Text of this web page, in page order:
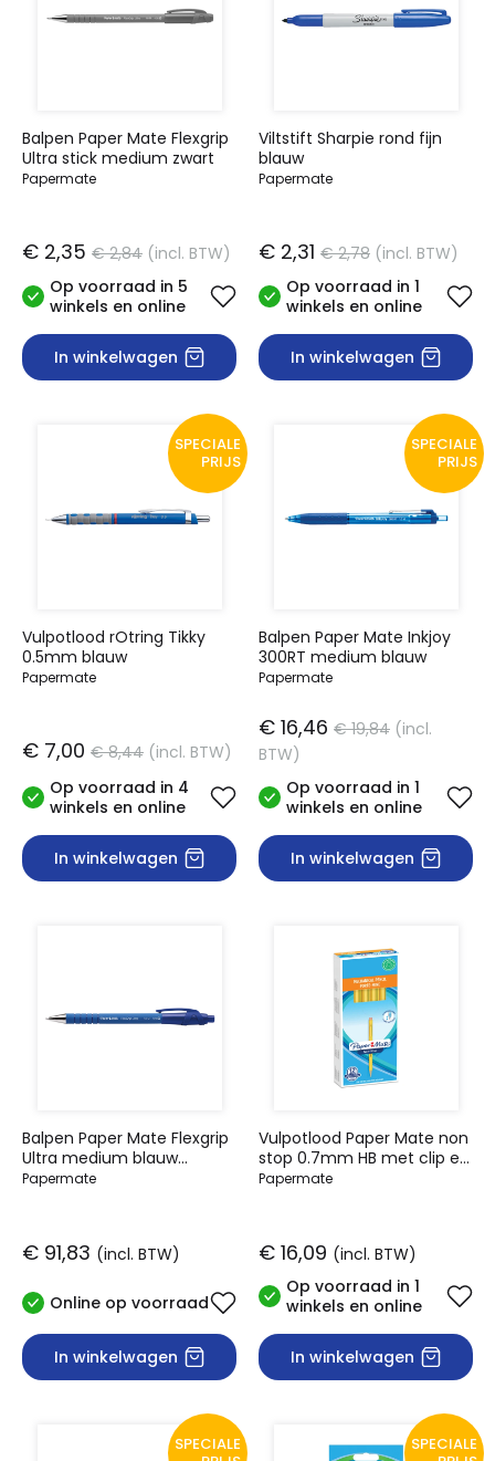
Balpen Paper Mate Flexgrip
Ultra stick medium zwart
Papermate
€ 2,35 € 2,84 (incl. BTW)
Op voorraad in 5
winkels en online
In winkelwagen
Viltstift Sharpie rond fijn
blauw
Papermate
€ 2,31 € 2,78 (incl. BTW)
Op voorraad in 1
winkels en online
In winkelwagen
SPECIALE
PRIJS
Vulpotlood rOtring Tikky
0.5mm blauw
Papermate
€ 7,00 € 8,44 (incl. BTW)
Op voorraad in 4
winkels en online
In winkelwagen
SPECIALE
PRIJS
Balpen Paper Mate Inkjoy
300RT medium blauw
Papermate
€ 16,46 € 19,84 (incl.
BTW)
Op voorraad in 1
winkels en online
In winkelwagen
Balpen Paper Mate Flexgrip
Ultra medium blauw
valuepack 30+6 gratis
Papermate
€ 91,83 (incl. BTW)
Online op voorraad
In winkelwagen
Vulpotlood Paper Mate non
stop 0.7mm HB met clip en
gum geel
Papermate
€ 16,09 (incl. BTW)
Op voorraad in 1
winkels en online
In winkelwagen
SPECIALE
SPECIALE